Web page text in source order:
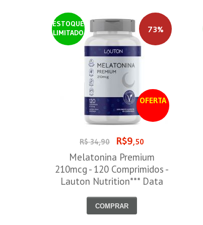
ESTOQUE
LIMITADO
OFERTA
73%
R$ 34,90 R$9,50
Melatonina Premium
210mcg - 120 Comprimidos -
Lauton Nutrition*** Data
COMPRAR